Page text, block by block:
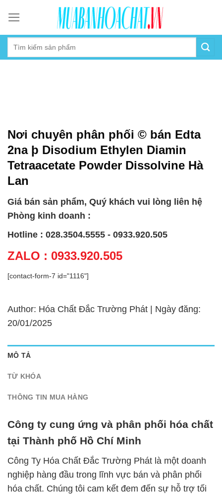
content
Nơi chuyên phân phối © bán Edta
2na þ Disodium Ethylen Diamin
Tetraacetate Powder Dissolvine Hà
Lan
Giá bán sản phẩm, Quý khách vui lòng liên hệ
Phòng kinh doanh :
Hotline : 028.3504.5555 - 0933.920.505
ZALO : 0933.920.505
[contact-form-7 id="1116"]
Author: Hóa Chất Đắc Trường Phát | Ngày đăng:
20/01/2025
MÔ TẢ
TỪ KHÓA
THÔNG TIN MUA HÀNG
Công ty cung ứng và phân phối hóa chất
tại Thành phố Hồ Chí Minh
Công Ty Hóa Chất Đắc Trường Phát là một doanh
nghiệp hàng đầu trong lĩnh vực bán và phân phối
hóa chất. Chúng tôi cam kết đem đến sự hỗ trợ tối